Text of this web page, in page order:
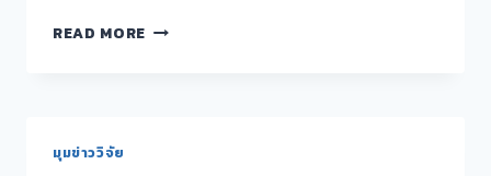
READ MORE เสวนา
มุมข่าววิจัย